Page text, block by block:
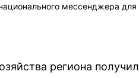
мессенджера для
региона